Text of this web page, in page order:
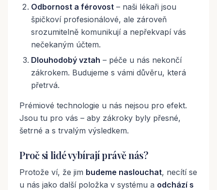
Odbornost a férovost – naši lékaři jsou
špičkoví profesionálové, ale zároveň
srozumitelně komunikují a nepřekvapí vás
nečekaným účtem.
Dlouhodobý vztah – péče u nás nekončí
zákrokem. Budujeme s vámi důvěru, která
přetrvá.
Prémiové technologie u nás nejsou pro efekt.
Jsou tu pro vás – aby zákroky byly přesné,
šetrné a s trvalým výsledkem.
Proč si lidé vybírají právě nás?
Protože ví, že jim budeme naslouchat, necítí se
u nás jako další položka v systému a odchází s